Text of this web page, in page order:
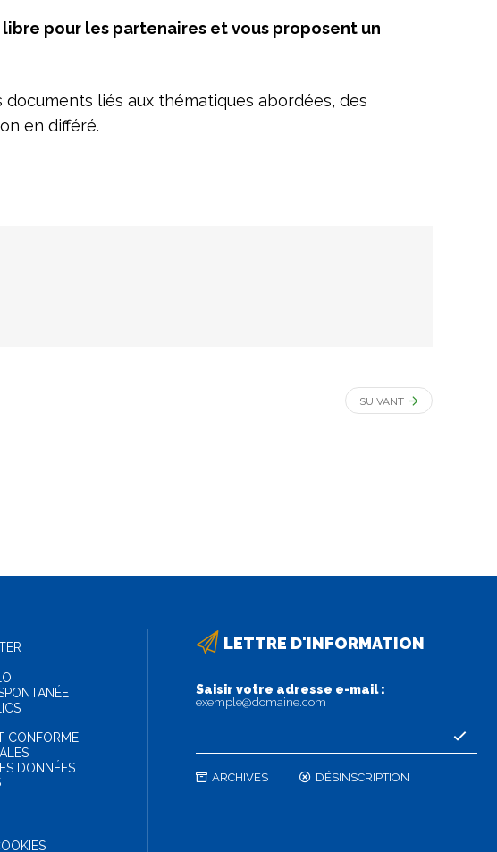
pour les partenaires et vous proposent un
liés aux thématiques abordées, des
en différé.
SUIVANT
CONFORME
DONNÉES
LETTRE D'INFORMATION
Saisir votre adresse e-mail :
exemple@domaine.com
ARCHIVES DÉSINSCRIPTION